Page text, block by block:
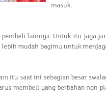
masuk.
lainnya. Untuk itu jaga
mudah bagimu untuk
itu saat ini sebagian besar
membeli yang berbahan non